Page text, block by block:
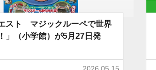
スト マジックルーペで世界
」（小学館）が5月27日発
2026.05.15